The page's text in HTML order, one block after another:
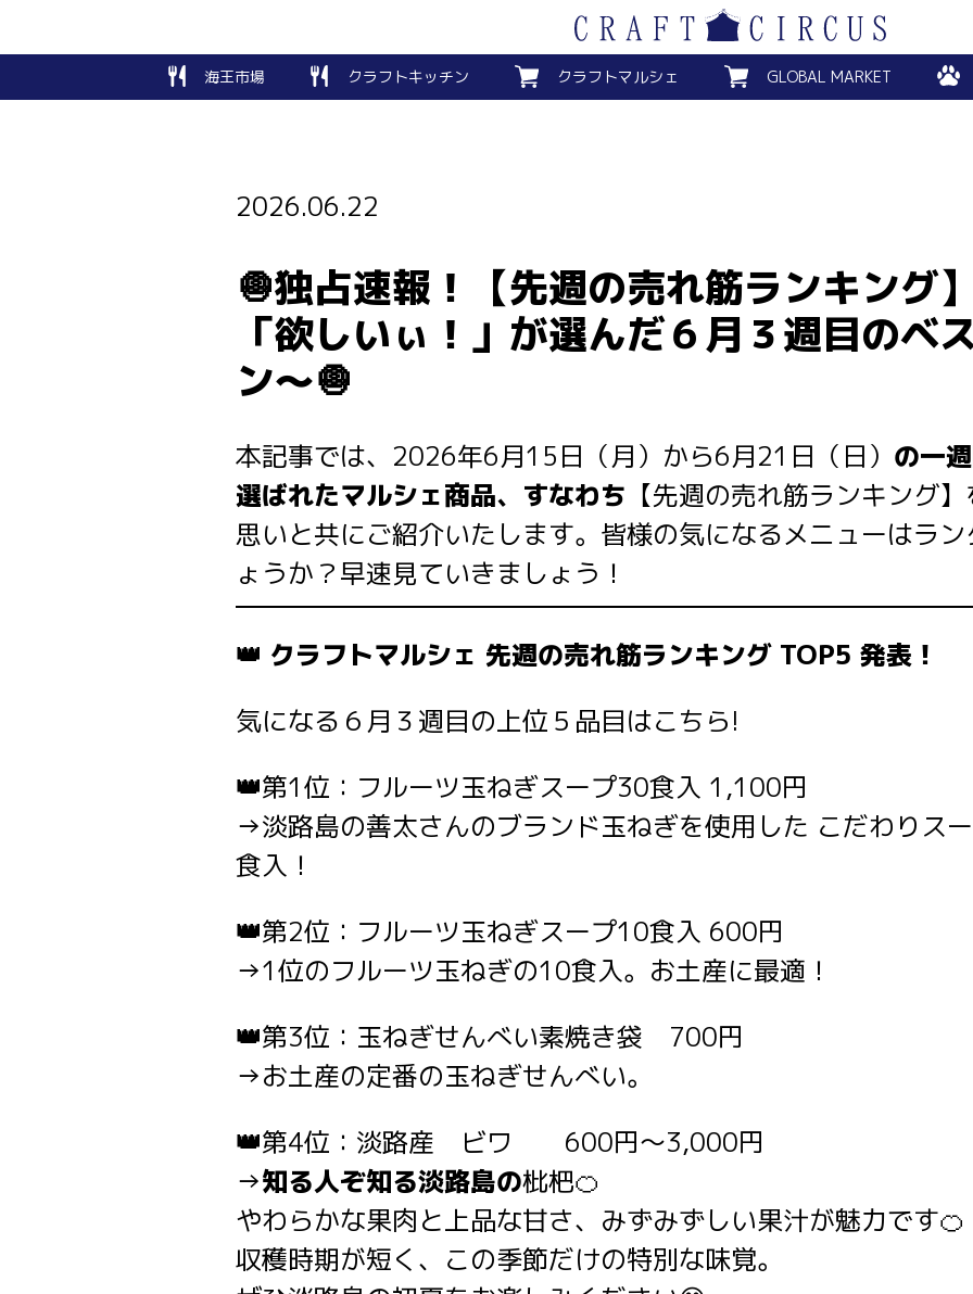
海王市場 クラフトキッチン クラフトマルシェ GLOBAL MARKET
2026.06.22
🧅独占速報！【先週の売れ筋ランキング
「欲しいぃ！」が選んだ６月３週目のベ
ン〜🧅
本記事では、2026年6月15日（月）から6月21日（日） の一
選ばれたマルシェ商品、すなわち 【先週の売れ筋ランキング
思いと共にご紹介いたします。皆様の気になるメニューはラ
ょうか？早速見ていきましょう！
👑 クラフトマルシェ 先週の売れ筋ランキング TOP5 発表！
気になる６月３週目の上位５品目はこちら!
👑第1位：フルーツ玉ねぎスープ30食入 1,100円
→淡路島の善太さんのブランド玉ねぎを使用した こだわりス
食入！
👑第2位：フルーツ玉ねぎスープ10食入 600円
→1位のフルーツ玉ねぎの10食入。お土産に最適！
👑第3位：玉ねぎせんべい素焼き袋 700円
→お土産の定番の玉ねぎせんべい。
👑第4位：淡路産 ビワ 600円～3,000円
→知る人ぞ知る淡路島の枇杷🍊
やわらかな果肉と上品な甘さ、みずみずしい果汁が魅力です🍊
収穫時期が短く、この季節だけの特別な味覚。